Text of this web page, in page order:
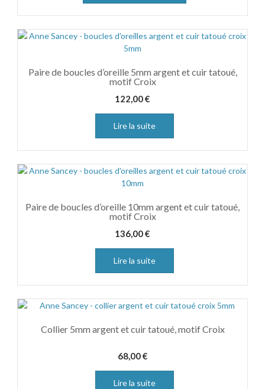
Paire de boucles d’oreille 5mm argent et cuir tatoué,
motif Croix
122,00€
Lire la suite
Paire de boucles d’oreille 10mm argent et cuir tatoué,
motif Croix
136,00€
Lire la suite
Collier 5mm argent et cuir tatoué, motif Croix
68,00€
Lire la suite